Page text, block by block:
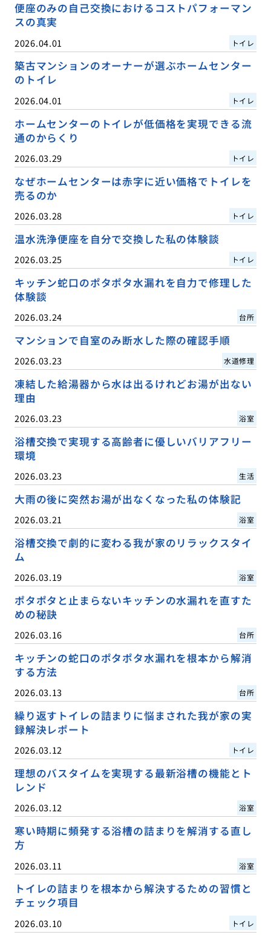
便座のみの自己交換におけるコストパフォーマン
スの真実
2026.04.01 トイレ
築古マンションのオーナーが選ぶホームセンター
のトイレ
2026.04.01 トイレ
ホームセンターのトイレが低価格を実現できる流
通のからくり
2026.03.29 トイレ
なぜホームセンターは赤字に近い価格でトイレを
売るのか
2026.03.28 トイレ
温水洗浄便座を自分で交換した私の体験談
2026.03.25 トイレ
キッチン蛇口のポタポタ水漏れを自力で修理した
体験談
2026.03.24 台所
マンションで自室のみ断水した際の確認手順
2026.03.23 水道修理
凍結した給湯器から水は出るけれどお湯が出ない
理由
2026.03.23 浴室
浴槽交換で実現する高齢者に優しいバリアフリー
環境
2026.03.23 生活
大雨の後に突然お湯が出なくなった私の体験記
2026.03.21 浴室
浴槽交換で劇的に変わる我が家のリラックスタイ
ム
2026.03.19 浴室
ポタポタと止まらないキッチンの水漏れを直すた
めの秘訣
2026.03.16 台所
キッチンの蛇口のポタポタ水漏れを根本から解消
する方法
2026.03.13 台所
繰り返すトイレの詰まりに悩まされた我が家の実
録解決レポート
2026.03.12 トイレ
理想のバスタイムを実現する最新浴槽の機能とト
レンド
2026.03.12 浴室
寒い時期に頻発する浴槽の詰まりを解消する直し
方
2026.03.11 浴室
トイレの詰まりを根本から解決するための習慣と
チェック項目
2026.03.10 トイレ